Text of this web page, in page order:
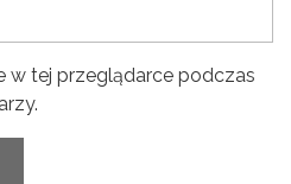
w tej przeglądarce podczas